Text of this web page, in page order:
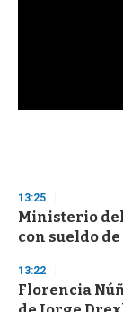
s
d
s
o
f
3
s
e
13:25
Ministerio
con sueldo de
13:22
Florencia